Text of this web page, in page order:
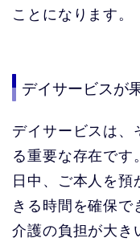
ことになります。
デイサービスが
デイサービスは、
る重要な存在です。
日中、ご本人を
きる時間を確保で
介護の負担が大き